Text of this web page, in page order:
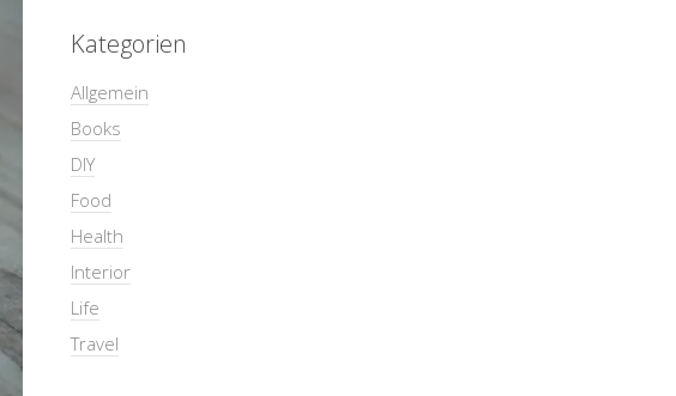
Kategorien
Allgemein
Books
DIY
Food
Health
Interior
Life
Travel